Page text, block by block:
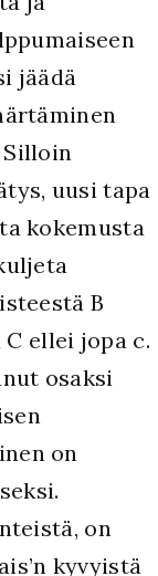
jäädä
Silloin
uusi tapa
kokemusta
B
ellei jopa c.
osaksi
on
on
kyvyistä